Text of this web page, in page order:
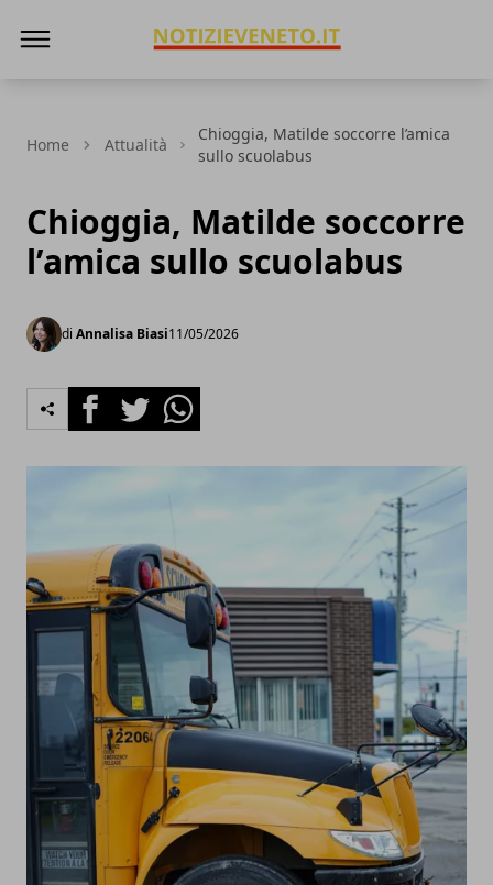
Home Attualità
Chioggia, Matilde soccorre l’amica
sullo scuolabus
Chioggia, Matilde soccorre
l’amica sullo scuolabus
di Annalisa Biasi11/05/2026
FacebookTwitterWhatsapp